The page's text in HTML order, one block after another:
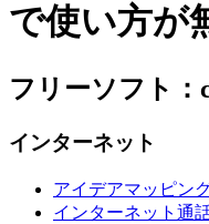
で使い方が
フリーソフト：
インターネット
アイデアマッピン
インターネット通